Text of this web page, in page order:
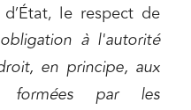
le respect de
obligation à l'autorité
en principe, aux
formées par les